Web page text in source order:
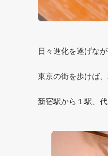
日々進化を遂げな
東京の街を歩けば
新宿駅から１駅、